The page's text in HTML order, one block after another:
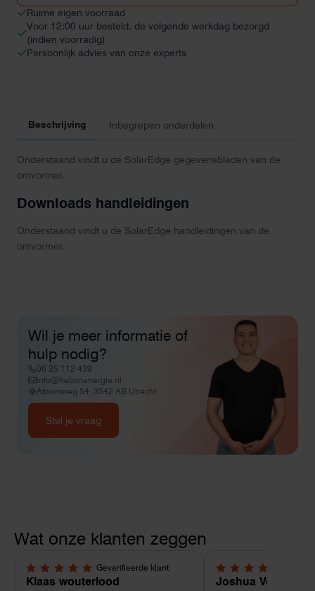
optimizer
23x
panelen
aantal
Ruime eigen voorraad
Voor 12:00 uur besteld, de volgende werkdag bezorgd
(indien voorradig)
Persoonlijk advies van onze experts
Beschrijving Inbegrepen onderdelen
Onderstaand vindt u de SolarEdge gegevensbladen van de
omvormer.
Downloads handleidingen
Onderstaand vindt u de SolarEdge handleidingen van de
omvormer.
Wil je meer informatie of
hulp nodig?
06 25 112 439
info@helionenergie.nl
Atoomweg 54, 3542 AB Utrecht
Stel je vraag
Wat onze klanten zeggen
Geverifieerde klant
5,0 van 5 sterren
Klaas wouterlood
5,0 van 5 sterren
Joshua Verdonk